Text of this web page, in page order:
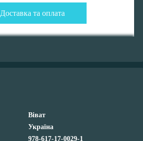
Доставка та оплата
Віват
Україна
978-617-17-0029-1